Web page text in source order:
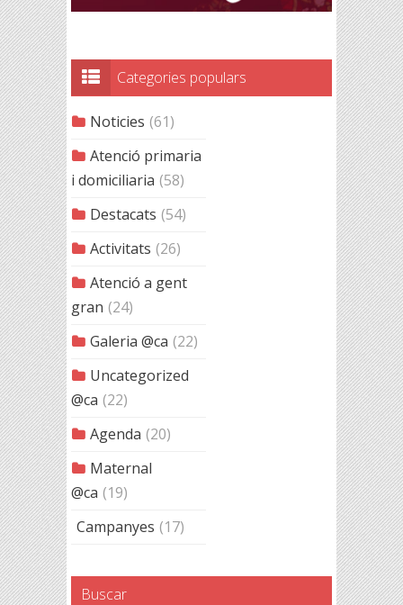
Categories populars
Noticies (61)
Atenció primaria
i domiciliaria (58)
Destacats (54)
Activitats (26)
Atenció a gent
gran (24)
Galeria @ca (22)
Uncategorized
@ca (22)
Agenda (20)
Maternal
@ca (19)
Campanyes (17)
Buscar